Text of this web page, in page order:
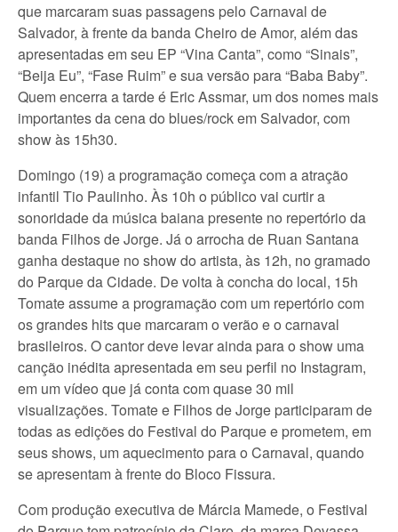
que marcaram suas passagens pelo Carnaval de
Salvador, à frente da banda Cheiro de Amor, além das
apresentadas em seu EP “Vina Canta”, como “Sinais”,
“Beija Eu”, “Fase Ruim” e sua versão para “Baba Baby”.
Quem encerra a tarde é Eric Assmar, um dos nomes mais
importantes da cena do blues/rock em Salvador, com
show às 15h30.
Domingo (19) a programação começa com a atração
infantil Tio Paulinho. Às 10h o público vai curtir a
sonoridade da música baiana presente no repertório da
banda Filhos de Jorge. Já o arrocha de Ruan Santana
ganha destaque no show do artista, às 12h, no gramado
do Parque da Cidade. De volta à concha do local, 15h
Tomate assume a programação com um repertório com
os grandes hits que marcaram o verão e o carnaval
brasileiros. O cantor deve levar ainda para o show uma
canção inédita apresentada em seu perfil no Instagram,
em um vídeo que já conta com quase 30 mil
visualizações. Tomate e Filhos de Jorge participaram de
todas as edições do Festival do Parque e prometem, em
seus shows, um aquecimento para o Carnaval, quando
se apresentam à frente do Bloco Fissura.
Com produção executiva de Márcia Mamede, o Festival